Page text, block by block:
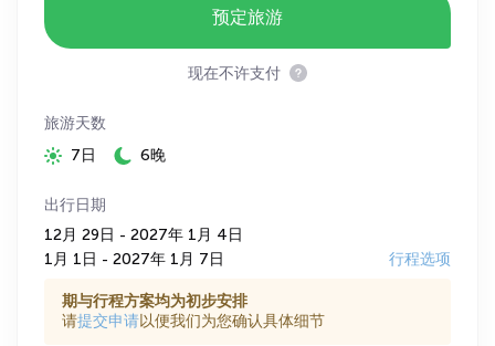
预定旅游
现在不许支付
旅游天数
7日
6晚
出行日期
12月 29日 - 2027年 1月 4日
1月 1日 - 2027年 1月 7日
行程选项
期与行程方案均为初步安排
请提交申请以便我们为您确认具体细节